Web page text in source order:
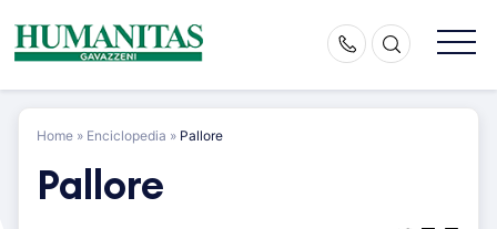
content
Home » Enciclopedia » Pallore
Pallore